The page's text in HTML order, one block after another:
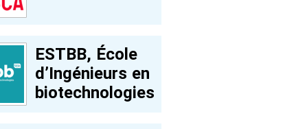
ESTBB, École
d’Ingénieurs en
biotechnologies